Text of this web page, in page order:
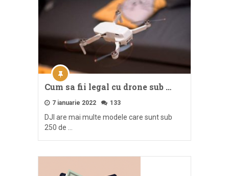
Cum sa fii legal cu drone sub …
7 ianuarie 2022 133
DJI are mai multe modele care sunt sub
250 de …